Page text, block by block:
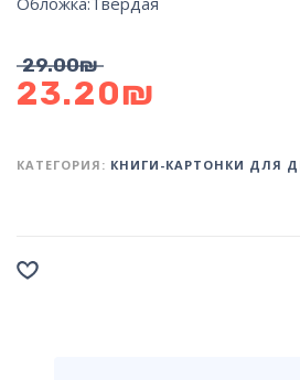
29.00₪
23.20₪
КАТЕГОРИЯ: КНИГИ-КАРТОНКИ ДЛЯ